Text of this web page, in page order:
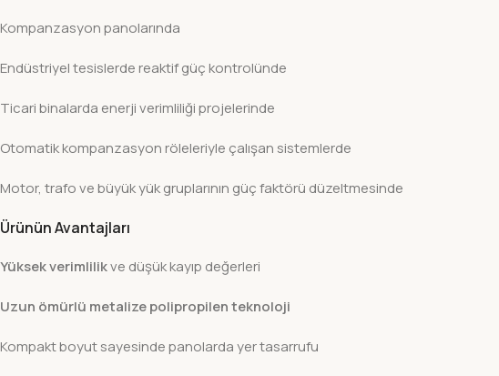
Kompanzasyon panolarında
Endüstriyel tesislerde reaktif güç kontrolünde
Ticari binalarda enerji verimliliği projelerinde
Otomatik kompanzasyon röleleriyle çalışan sistemlerde
Motor, trafo ve büyük yük gruplarının güç faktörü düzeltmesinde
Ürünün Avantajları
Yüksek verimlilikve düşük kayıp değerleri
Uzun ömürlü metalize polipropilen teknoloji
Kompakt boyut sayesinde panolarda yer tasarrufu